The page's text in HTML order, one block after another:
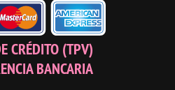
CRÉDITO (TPV)
BANCARIA